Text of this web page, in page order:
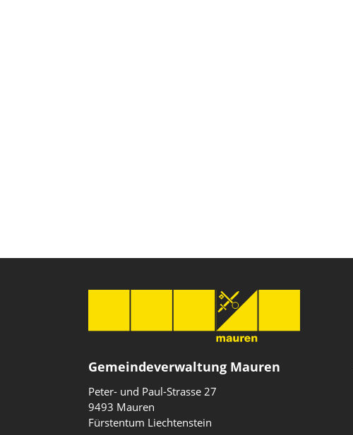
Gemeindeverwaltung Mauren
Peter- und Paul-Strasse 27
9493 Mauren
Fürstentum Liechtenstein